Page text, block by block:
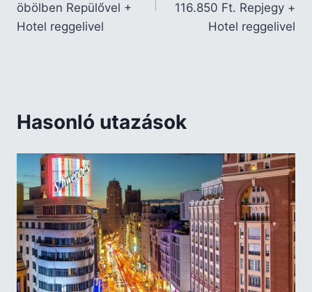
öbölben Repülővel +
Hotel reggelivel
116.850 Ft. Repjegy +
Hotel reggelivel
Hasonló utazások